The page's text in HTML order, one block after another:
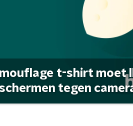
t-shirt moet
tegen